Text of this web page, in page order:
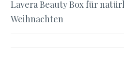
Lavera Beauty Box für
Weihnachten